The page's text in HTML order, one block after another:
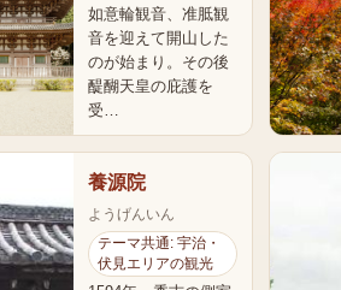
如意輪観音、准胝観
音を迎えて開山した
のが始まり。その後
醍醐天皇の庇護を
受…
養源院
ようげんいん
テーマ共通: 宇治・
伏見エリアの観光